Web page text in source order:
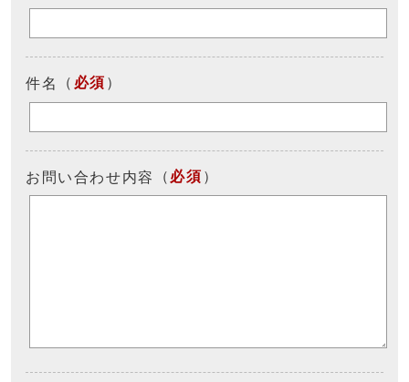
件名 （ 必須 ）
お問い合わせ内容 （ 必須 ）